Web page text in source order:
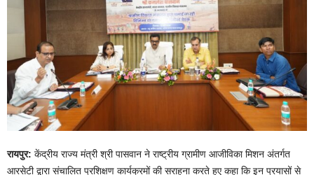
रायपुर: केंद्रीय राज्य मंत्री श्री पासवान ने राष्ट्रीय ग्रामीण आजीविका मिशन अंतर्गत
आरसेटी द्वारा संचालित प्रशिक्षण कार्यक्रमों की सराहना करते हुए कहा कि इन प्रयासों से